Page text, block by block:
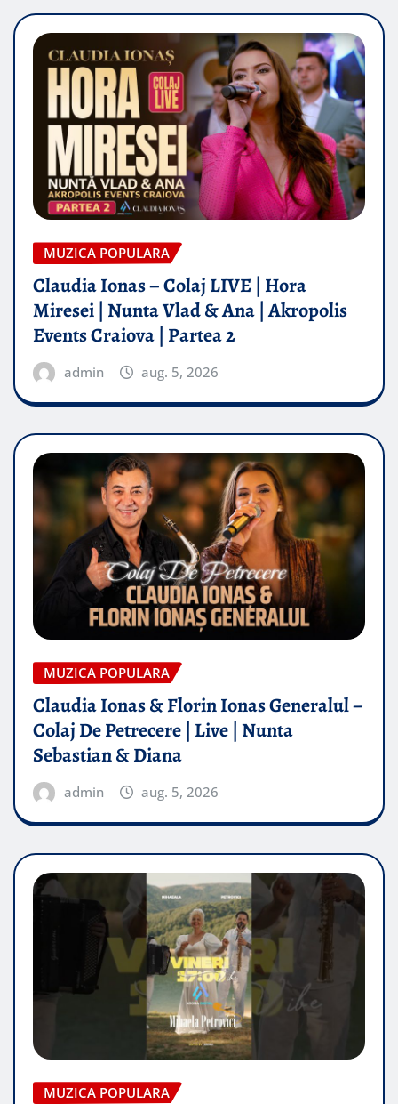
MUZICA POPULARA
Claudia Ionas – Colaj LIVE | Hora
Miresei | Nunta Vlad & Ana | Akropolis
Events Craiova | Partea 2
admin aug. 5, 2026
MUZICA POPULARA
Claudia Ionas & Florin Ionas Generalul –
Colaj De Petrecere | Live | Nunta
Sebastian & Diana
admin aug. 5, 2026
MUZICA POPULARA